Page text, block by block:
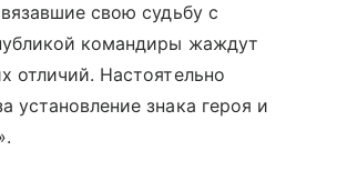
свою судьбу с
командиры жаждут
отличий. Настоятельно
установление знака героя и